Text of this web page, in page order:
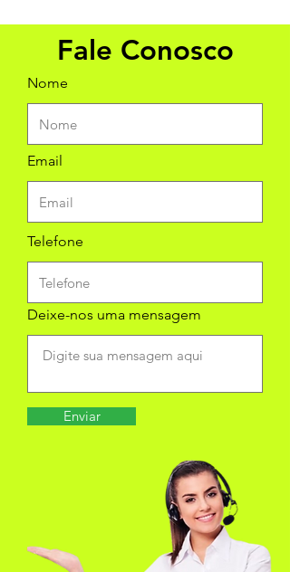
Fale Conosco
Nome
Email
Telefone
Deixe-nos uma mensagem
Enviar